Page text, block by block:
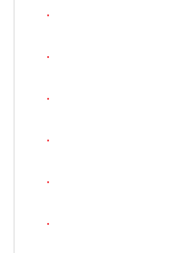
.
.
.
.
.
.